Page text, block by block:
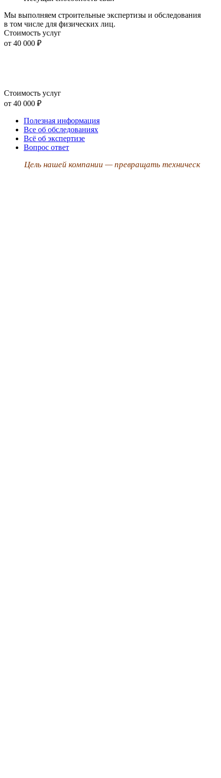
Мы выполняем строительные экспертизы и обследования
в том числе для физических лиц.
Стоимость услуг
от 40 000 ₽
Стоимость услуг
от 40 000 ₽
Полезная информация
Все об обследованиях
Всё об экспертизе
Вопрос ответ
Цель нашей компании — превращать техническ